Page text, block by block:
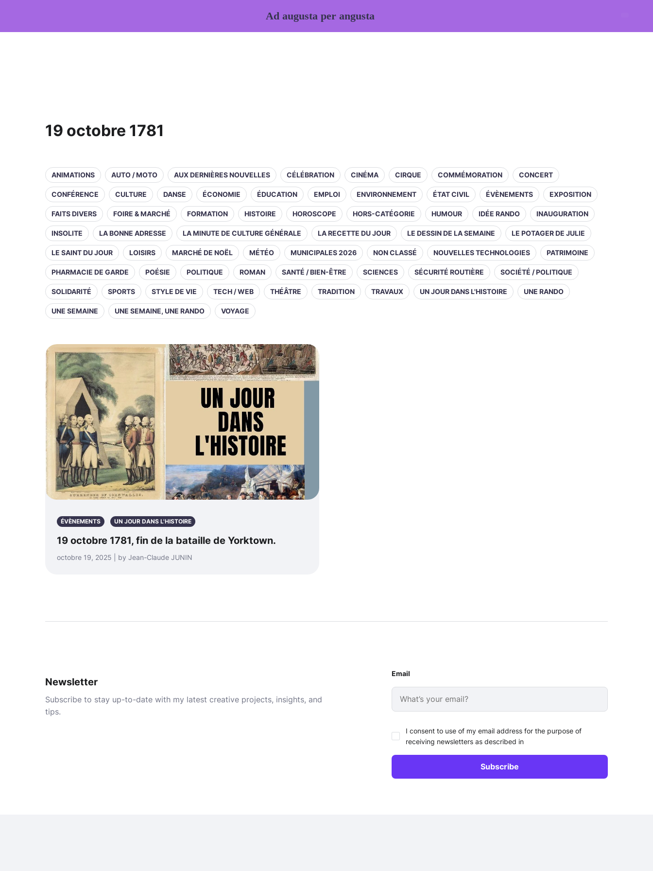
19 octobre 1781
ANIMATIONS AUTO / MOTO AUX DERNIÈRES NOUVELLES CÉLÉBRATION CINÉMA CIRQUE COMMÉMORATION CONCERT
CONFÉRENCE CULTURE DANSE ÉCONOMIE ÉDUCATION EMPLOI ENVIRONNEMENT ÉTAT CIVIL ÉVÈNEMENTS EXPOSITION
FAITS DIVERS FOIRE & MARCHÉ FORMATION HISTOIRE HOROSCOPE HORS-CATÉGORIE HUMOUR IDÉE RANDO INAUGURATION
INSOLITE LA BONNE ADRESSE LA MINUTE DE CULTURE GÉNÉRALE LA RECETTE DU JOUR LE DESSIN DE LA SEMAINE LE POTAGER DE JULIE
LE SAINT DU JOUR LOISIRS MARCHÉ DE NOËL MÉTÉO MUNICIPALES 2026 NON CLASSÉ NOUVELLES TECHNOLOGIES PATRIMOINE
PHARMACIE DE GARDE POÉSIE POLITIQUE ROMAN SANTÉ / BIEN-ÊTRE SCIENCES SÉCURITÉ ROUTIÈRE SOCIÉTÉ / POLITIQUE
SOLIDARITÉ SPORTS STYLE DE VIE TECH / WEB THÉÂTRE TRADITION TRAVAUX UN JOUR DANS L'HISTOIRE UNE RANDO
UNE SEMAINE UNE SEMAINE, UNE RANDO VOYAGE
ÉVÈNEMENTS UN JOUR DANS L'HISTOIRE
19 octobre 1781, fin de la bataille de Yorktown.
octobre 19, 2025 | by Jean-Claude JUNIN
Newsletter
Subscribe to stay up-to-date with my latest creative projects, insights, and
tips.
Email
I consent to use of my email address for the purpose of
receiving newsletters as described in
Ad augusta per angusta